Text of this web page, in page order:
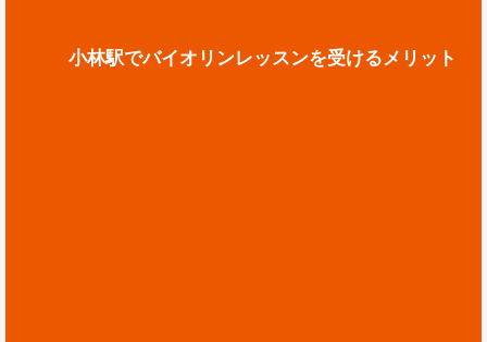
小林駅でバイオリンレッスンを受けるメリット